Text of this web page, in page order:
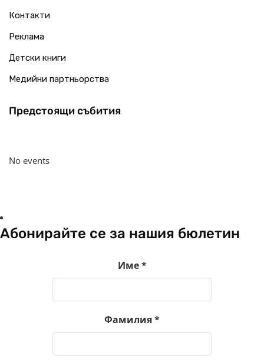
Контакти
Реклама
Детски книги
Медийни партньорства
Предстоящи събития
No events
Абонирайте се за нашия бюлетин
Име*
Фамилия*